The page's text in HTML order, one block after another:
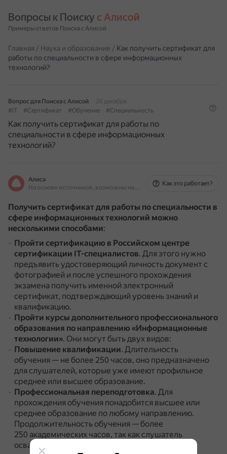
Вопросы к Поиску с Алисой
Примеры ответов Поиска с Алисой
Главная / Наука и образование / Как получить сертификат для
работы по специальности в сфере информационных
технологий?
Вопрос для Поиска с Алисой
26 декабря
#IT
#Сертификат #Обучение #Специальность
Как получить сертификат для работы по
специальности в сфере информационных
технологий?
Алиса
На основе источников, возможны неточности
Как это работает?
Получить сертификат для работы по специальности в
сфере информационных технологий можно
несколькими способами:
Пройти сертификацию в Российском центре
сертификации IT-специалистов. Для этого нужно
предъявить удостоверяющий личность документ с
фотографией и после успешного прохождения
экзамена получить именной электронный
сертификат, подтверждающий уровень знаний и
квалификацию.
Пройти курсы дополнительного профессионального
образования по направлению «Информационные
технологии». Они могут быть двух видов:
Повышение квалификации. Длительность
обучения — не более 250 часов, оно предназначено
для слушателей, которые уже имеют профильное
среднее или высшее образование.
Профессиональная переподготовка. Для
прохождения обучения понадобится высшее или
среднее образование по любому направлению.
Продолжительность обучения — более
250 академических часов, так как слушатель
осваивает новую для себя сферу деятельности.